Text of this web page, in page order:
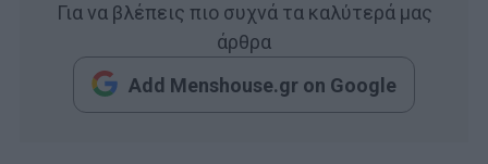
Για να βλέπεις πιο συχνά τα καλύτερά μας
άρθρα
Add Menshouse.gr on Google